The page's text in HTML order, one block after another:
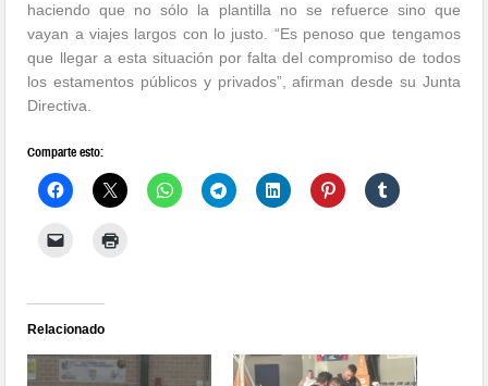
haciendo que no sólo la plantilla no se refuerce sino que
vayan a viajes largos con lo justo. “Es penoso que tengamos
que llegar a esta situación por falta del compromiso de todos
los estamentos públicos y privados”, afirman desde su Junta
Directiva.
Comparte esto:
Relacionado